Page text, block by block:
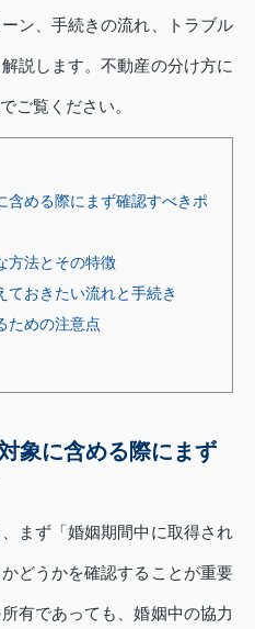
ン、手続きの流れ、トラブル
説します。不動産の分け方に
ご覧ください。
含める際にまず確認すべきポ
方法とその特徴
ておきたい流れと手続き
ための注意点
象に含める際にまず
まず「婚姻期間中に取得され
どうかを確認することが重要
有であっても、婚姻中の協力